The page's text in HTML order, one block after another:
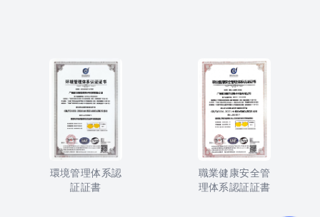
環境管理体系認
証証書
職業健康安全管
理体系認証証書